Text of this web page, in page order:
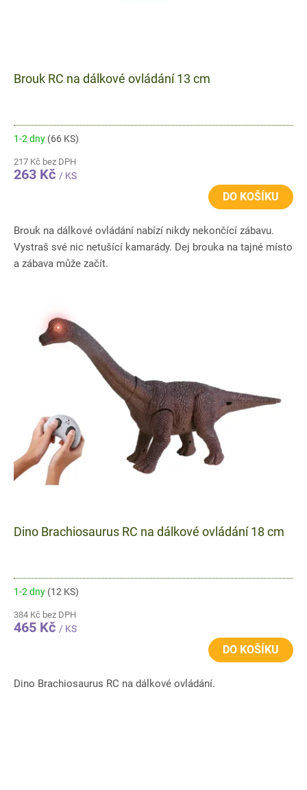
Brouk RC na dálkové ovládání 13 cm
1-2 dny (66 KS)
217 Kč bez DPH
263 Kč / KS
DO KOŠÍKU
Brouk na dálkové ovládání nabízí nikdy nekončící zábavu.
Vystraš své nic netušící kamarády. Dej brouka na tajné místo
a zábava může začít.
Dino Brachiosaurus RC na dálkové ovládání 18 cm
1-2 dny (12 KS)
384 Kč bez DPH
465 Kč / KS
DO KOŠÍKU
Dino Brachiosaurus RC na dálkové ovládání.